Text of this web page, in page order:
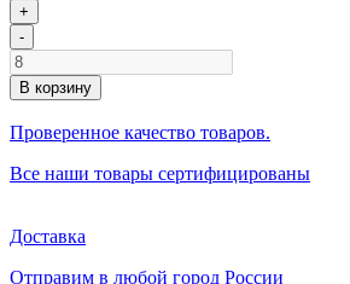
+
-
В корзину
Проверенное качество товаров.
Все наши товары сертифицированы
Доставка
Отправим в любой город России